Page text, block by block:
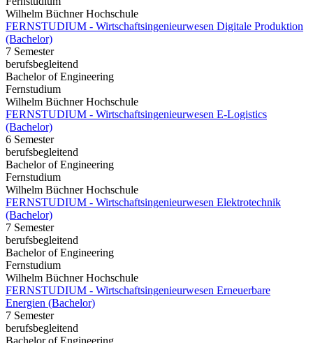
Wilhelm Büchner Hochschule
FERNSTUDIUM - Wirtschaftsingenieurwesen Digitale Produktion
(Bachelor)
7 Semester
berufsbegleitend
Bachelor of Engineering
Fernstudium
Wilhelm Büchner Hochschule
FERNSTUDIUM - Wirtschaftsingenieurwesen E-Logistics
(Bachelor)
6 Semester
berufsbegleitend
Bachelor of Engineering
Fernstudium
Wilhelm Büchner Hochschule
FERNSTUDIUM - Wirtschaftsingenieurwesen Elektrotechnik
(Bachelor)
7 Semester
berufsbegleitend
Bachelor of Engineering
Fernstudium
Wilhelm Büchner Hochschule
FERNSTUDIUM - Wirtschaftsingenieurwesen Erneuerbare
Energien (Bachelor)
7 Semester
berufsbegleitend